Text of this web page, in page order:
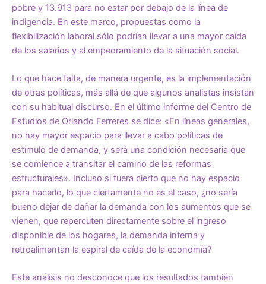
pobre y 13.913 para no estar por debajo de la línea de
indigencia. En este marco, propuestas como la
flexibilización laboral sólo podrían llevar a una mayor caída
de los salarios y al empeoramiento de la situación social.
Lo que hace falta, de manera urgente, es la implementación
de otras políticas, más allá de que algunos analistas insistan
con su habitual discurso. En el último informe del Centro de
Estudios de Orlando Ferreres se dice: «En líneas generales,
no hay mayor espacio para llevar a cabo políticas de
estímulo de demanda, y será una condición necesaria que
se comience a transitar el camino de las reformas
estructurales». Incluso si fuera cierto que no hay espacio
para hacerlo, lo que ciertamente no es el caso, ¿no sería
bueno dejar de dañar la demanda con los aumentos que se
vienen, que repercuten directamente sobre el ingreso
disponible de los hogares, la demanda interna y
retroalimentan la espiral de caída de la economía?
Este análisis no desconoce que los resultados también